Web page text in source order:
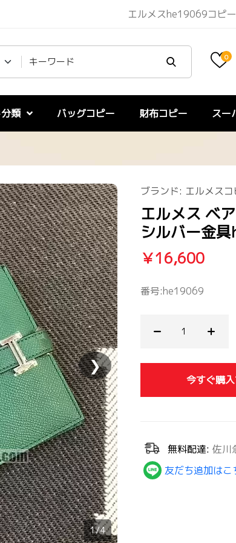
エルメスhe19069コピ
0
類 バッグコピー 財布コピー スー
❯
1/4
ブランド: エルメスコ
エルメス ベ
シルバー金
￥16,600
番号:he19069
今すぐ購
無料配達: 佐川
友だち追加はこ